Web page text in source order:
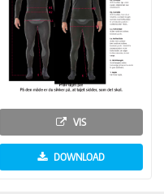
VIS
DOWNLOAD